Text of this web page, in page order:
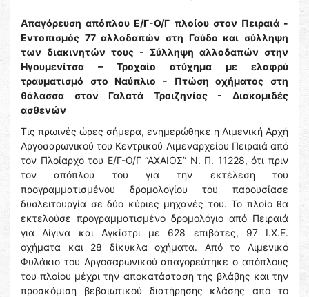
Απαγόρευση απόπλου Ε/Γ-Ο/Γ πλοίου στον Πειραιά -
Εντοπισμός 77 αλλοδαπών στη Γαύδο και σύλληψη
των διακινητών τους - Σύλληψη αλλοδαπών στην
Ηγουμενίτσα – Τροχαίο ατύχημα με ελαφρύ
τραυματισμό στο Ναύπλιο - Πτώση οχήματος στη
θάλασσα στον Γαλατά Τροιζηνίας - Διακομιδές
ασθενών
Τις πρωινές ώρες σήμερα, ενημερώθηκε η Λιμενική Αρχή
Αργοσαρωνικού του Κεντρικού Λιμεναρχείου Πειραιά από
τον Πλοίαρχο του Ε/Γ-Ο/Γ “ΑΧΑΙΟΣ” Ν. Π. 11228, ότι πριν
τον απόπλου του για την εκτέλεση του
προγραμματισμένου δρομολογίου του παρουσίασε
δυσλειτουργία σε δύο κύριες μηχανές του. Το πλοίο θα
εκτελούσε προγραμματισμένο δρομολόγιο από Πειραιά
για Αίγινα και Αγκίστρι με 628 επιβάτες, 97 Ι.Χ.Ε.
οχήματα και 28 δίκυκλα οχήματα. Από το Λιμενικό
Φυλάκιο του Αργοσαρωνικού απαγορεύτηκε ο απόπλους
του πλοίου μέχρι την αποκατάσταση της βλάβης και την
προσκόμιση βεβαιωτικού διατήρησης κλάσης από το